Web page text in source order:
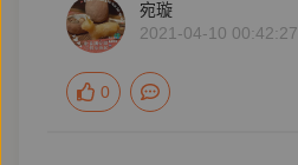
宛璇
2021-04-10 00:42:27
0